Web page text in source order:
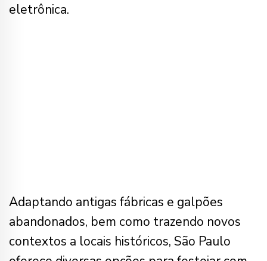
eletrônica.
Adaptando antigas fábricas e galpões
abandonados, bem como trazendo novos
contextos a locais históricos, São Paulo